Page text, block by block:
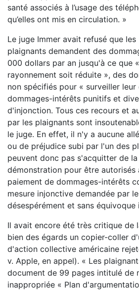
santé associés à l’usage des
qu’elles ont mis en circulation. »
Le juge Immer avait refusé que les
plaignants demandent des
000 dollars par an jusqu'à ce que
rayonnement soit réduite », des
non spécifiés pour « surveiller
dommages-intérêts punitifs et
d'injonction. Tous ces recours et
par les plaignants sont
le juge. En effet, il n'y a aucune
ou de préjudice subi par l'un des
peuvent donc pas s'acquitter de
démonstration pour être autorisés
paiement de dommages-intérêts
mesure injonctive demandée par
désespérément et sans équivoque
Il avait encore été très critique de
bien des égards un copier-coller
d'action collective américaine
v. Apple, en appel). « Les
document de 99 pages intitulé de
inappropriée « Plan